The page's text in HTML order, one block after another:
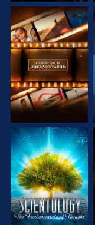
EXPLORE A SÉRIE
EXPLORE A SÉRIE